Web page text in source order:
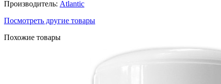
Производитель: Atlantic
Посмотреть другие товары
Похожие товары